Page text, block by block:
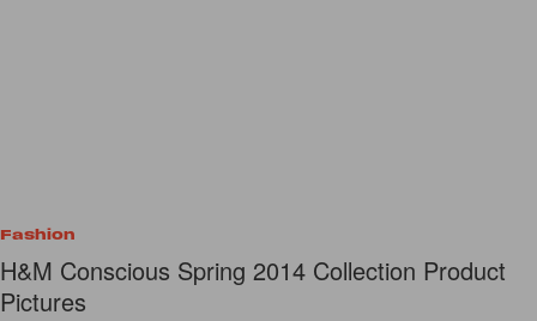
Fashion
H&M Conscious Spring 2014 Collection Product
Pictures